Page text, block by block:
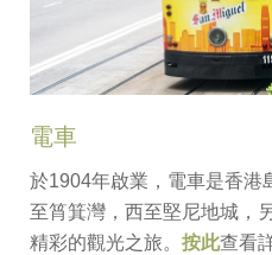
電車
於1904年啟業，電車是香港
至筲箕灣，西至堅尼地城，
精彩的觀光之旅。 按此查看